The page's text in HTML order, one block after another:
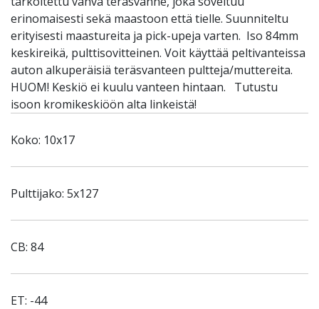
erinomaisesti sekä maastoon että tielle. Suunniteltu
erityisesti maastureita ja pick-upeja varten. Iso 84mm
keskireikä, pulttisovitteinen. Voit käyttää peltivanteissa
auton alkuperäisiä teräsvanteen pultteja/muttereita.
HUOM! Keskiö ei kuulu vanteen hintaan. Tutustu
isoon kromikeskiöön alta linkeistä!
Koko: 10x17
Pulttijako: 5x127
CB: 84
ET: -44